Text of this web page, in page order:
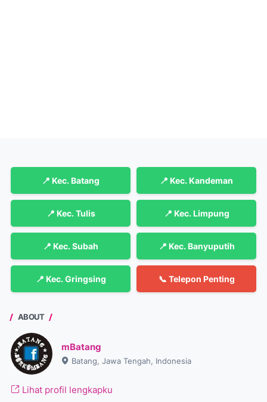
📍 Kec. Batang 📍 Kec. Kandeman
📍 Kec. Tulis 📍 Kec. Limpung
📍 Kec. Subah 📍 Kec. Banyuputih
📍 Kec. Gringsing 📞 Telepon Penting
ABOUT
mBatang
Batang, Jawa Tengah, Indonesia
Lihat profil lengkapku